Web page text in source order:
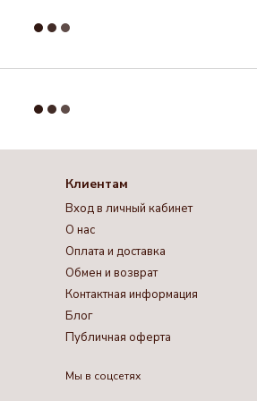
Клиентам
Вход в личный кабинет
О нас
Оплата и доставка
Обмен и возврат
Контактная информация
Блог
Публичная оферта
Мы в соцсетях